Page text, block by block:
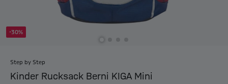
-30%
Step by Step
Kinder Rucksack Berni KIGA Mini